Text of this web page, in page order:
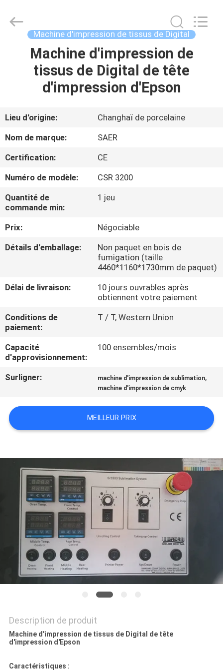
APERÇU
PRODUITS
VIDÉOS
PROPOS
DE
NOUS
VISITE
D'USINE
CONTRÔLE
LA
QUALITÉ
CONTACT
TOUS
CAS
COMPANY
NEWS
PLAN
SITE
DE
CONFIDENTIALITÉ
Digital
Machine d'impression de tissus de Digital
Machine d'impression de
tissus de Digital de tête
d'impression d'Epson
Lieu d'origine:
Changhaï de porcelaine
Nom de marque:
SAER
Certification:
CE
Numéro de modèle:
CSR 3200
Quantité de
commande min:
1 jeu
Prix:
Négociable
Détails d'emballage:
Non paquet en bois de
fumigation (taille
4460*1160*1730mm de paquet)
Délai de livraison:
10 jours ouvrables après
obtiennent votre paiement
Conditions de
paiement:
T / T, Western Union
Capacité
d'approvisionnement:
100 ensembles/mois
Surligner: machine d'impression de sublimation,
machine d'impression de cmyk
MEILLEUR PRIX
Description de produit
Machine d'impression de tissus de Digital de tête
d'impression d'Epson
Caractéristiques :